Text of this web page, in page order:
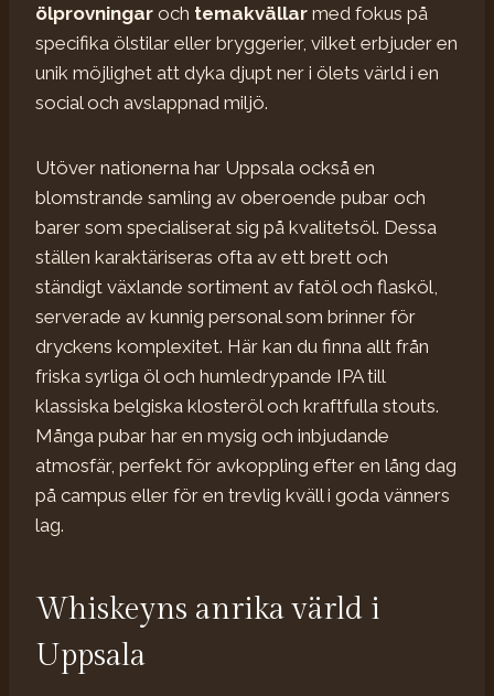
ölprovningar och temakvällar med fokus på
specifika ölstilar eller bryggerier, vilket erbjuder en
unik möjlighet att dyka djupt ner i ölets värld i en
social och avslappnad miljö.
Utöver nationerna har Uppsala också en
blomstrande samling av oberoende pubar och
barer som specialiserat sig på kvalitetsöl. Dessa
ställen karaktäriseras ofta av ett brett och
ständigt växlande sortiment av fatöl och flasköl,
serverade av kunnig personal som brinner för
dryckens komplexitet. Här kan du finna allt från
friska syrliga öl och humledrypande IPA till
klassiska belgiska klosteröl och kraftfulla stouts.
Många pubar har en mysig och inbjudande
atmosfär, perfekt för avkoppling efter en lång dag
på campus eller för en trevlig kväll i goda vänners
lag.
Whiskeyns anrika värld i
Uppsala